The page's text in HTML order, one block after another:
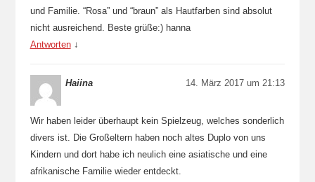
und Familie. “Rosa” und “braun” als Hautfarben sind absolut
nicht ausreichend. Beste grüße:) hanna
Antworten ↓
Haiina 14. März 2017 um 21:13
Wir haben leider überhaupt kein Spielzeug, welches sonderlich
divers ist. Die Großeltern haben noch altes Duplo von uns
Kindern und dort habe ich neulich eine asiatische und eine
afrikanische Familie wieder entdeckt.